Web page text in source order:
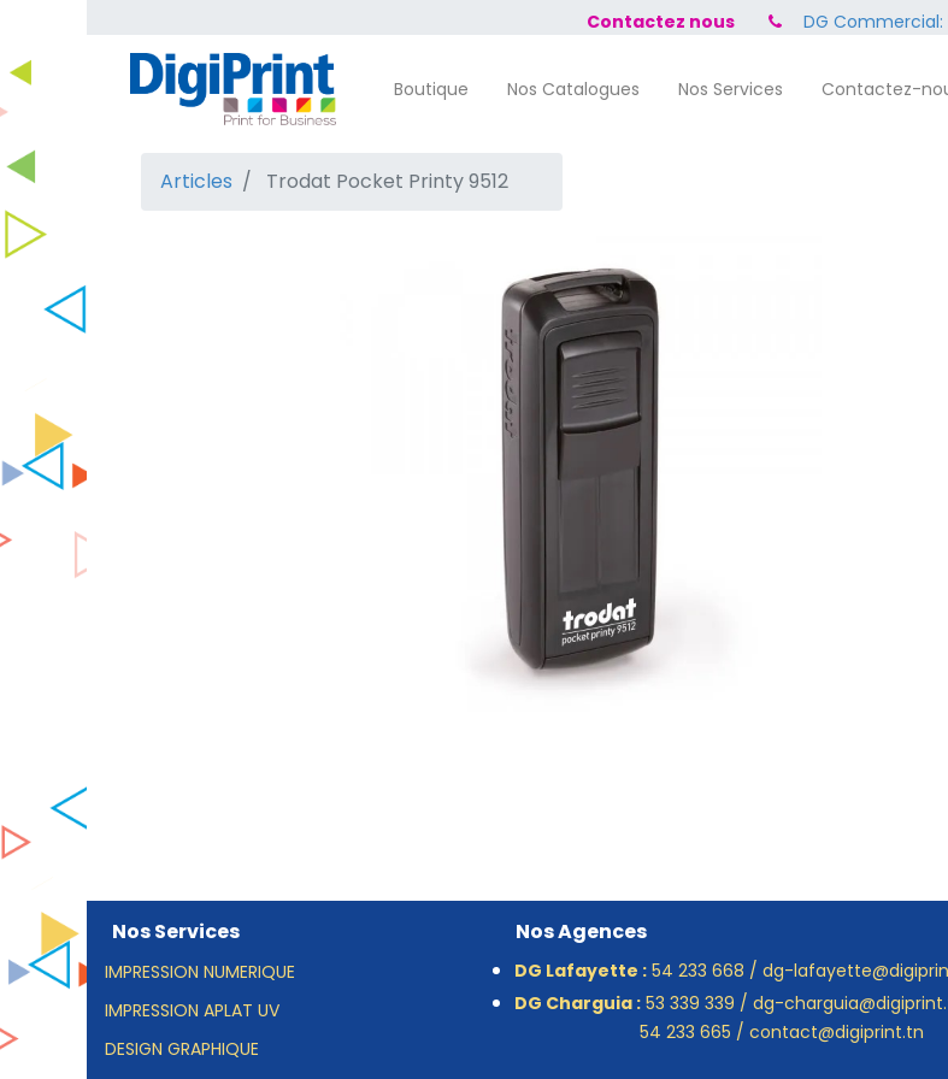
Contactez nous DG Commercial:
Boutique Nos Catalogues Nos Services Contactez-
Articles Trodat Pocket Printy 9512
Nos Services
IMPRESSION NUMERIQUE
IMPRESSION APLAT UV
DESIGN GRAPHIQUE
Nos Agences
DG Lafayette : 54 233 668 / dg-
DG Charguia : 53 339 339 / dg-
54 233 665 / contact@digiprint.tn